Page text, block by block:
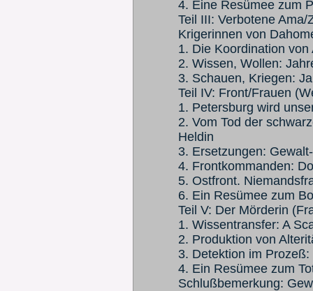
4. Eine Resümee zum
Teil III: Verbotene
Krigerinnen von
1. Die Koordination von
2. Wissen, Wollen:
3. Schauen, Kriegen:
Teil IV: Front/Frauen
1. Petersburg wird
2. Vom Tod der
Heldin
3. Ersetzungen:
4. Frontkommanden:
5. Ostfront.
6. Ein Resümee zum
Teil V: Der Mörderin
1. Wissentransfer: A
2. Produktion von
3. Detektion im
4. Ein Resümee zum
Schlußbemerkung: